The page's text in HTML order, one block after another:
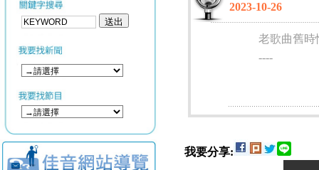
2023-10-26
老歌曲舊時
----
我要分享: